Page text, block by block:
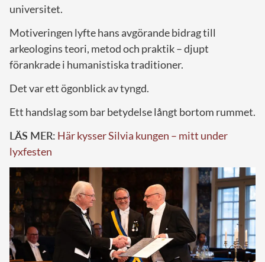
universitet.
Motiveringen lyfte hans avgörande bidrag till
arkeologins teori, metod och praktik – djupt
förankrade i humanistiska traditioner.
Det var ett ögonblick av tyngd.
Ett handslag som bar betydelse långt bortom rummet.
LÄS MER: Här kysser Silvia kungen – mitt under
lyxfesten